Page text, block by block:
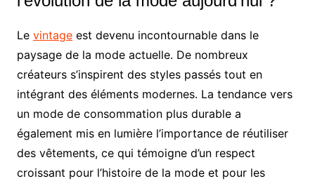
Le vintageest devenu incontournable dans le
paysage de la mode actuelle. De nombreux
créateurs s’inspirent des styles passés tout en
intégrant des éléments modernes. La tendance vers
un mode de consommation plus durable a
également mis en lumière l’importance de réutiliser
des vêtements, ce qui témoigne d’un respect
croissant pour l’histoire de la mode et pour les